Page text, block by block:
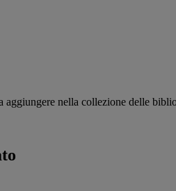
nella collezione delle